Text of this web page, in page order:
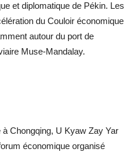
et diplomatique de Pékin. Les
du Couloir économique
autour du port de
Muse-Mandalay.
Chongqing, U Kyaw Zay Yar
économique organisé